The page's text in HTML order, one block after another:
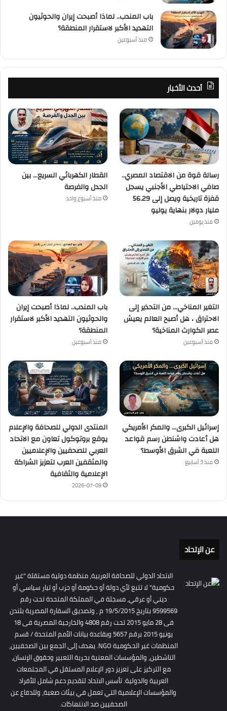
باب المندب.. لماذا أصبحت إيران والحوثيون
التهديد الأكبر لاستقرار المنطقة؟
منذ أسبوعين
أحدث الأخبار
رسالة قوة من الاقتصاد المصري..
صافي الاحتياطي الأجنبي يسجل
قفزة تاريخية ويصل إلى 56.29
مليار دولار بنهاية يوليو
منذ يومين
القطار الكهربائي السريع… بين
الجدل والفرصة
منذ أسبوع واحد
التغير المناخي… من التحذير إلى
الاحتراق ، هل أصبح العالم يعيش
عصر الكوارث المناخية؟
منذ أسبوعين
باب المندب.. لماذا أصبحت إيران
والحوثيون التهديد الأكبر لاستقرار
المنطقة؟
منذ أسبوعين
إسرائيل الكبرى… والمكر الأمريكي
هل أعادت واشنطن رسم قواعد
اللعبة في الشرق الأوسط؟
منذ 3 أسابيع
المنتدى الدولي للصحافة والإعلام
يوقع بروتوكول تعاون مع الاتحاد
العربي للصحفيين والإعلاميين
والمثقفين العرب لتعزيز الشراكة
الإعلامية والثقافية
2026-07-09
عن الإتحاد
الاتحاد الدولي للصحافة العربية، منظمة دولية مستقلة "غير
حكومية" لا تتبع لأي دولة أو حكومة أو حزب أو تيار سياسي أو
ديني أو عرقي، مسجلة في المملكة المتحدة تحت رقم
9599569 بتاريخ 19/5/2015 م , وتصديق السفارة المصرية بلندن
فى 28 مايو 2015 تحت رقم 4808 والخارجية المصرية فى 18
يونيو 2015 برقم 5657 وبقاعدة بيانات الأمم المتحدة / قسم
المنظمات غير الحكومية NGO. يهدف إلى الجمع بين الصحفيين،
الناشطين، والمؤسسات المعنية بحرية التعبير وحقوق الإنسان،
مع التركيز على تعزيز دور الإعلام المستقل في المجتمعات
العربية والدولية. تأسس الاتحاد لتقديم دعم شامل للأفراد
والمؤسسات الإعلامية التي تعمل في بيئات صعبة، وللدفاع عن
الصحفيين ضد الانتهاكات.